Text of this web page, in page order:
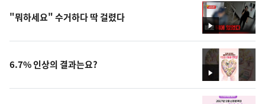
영
상
"뭐하세요" 수거하다 딱 걸렸다
영
상
6.7% 인상의 결과는요?